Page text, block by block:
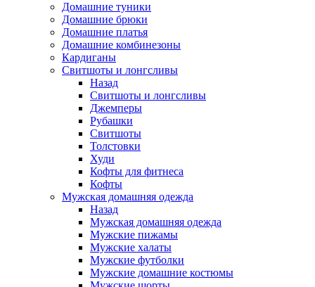
Домашние туники
Домашние брюки
Домашние платья
Домашние комбинезоны
Кардиганы
Свитшоты и лонгсливы
Назад
Свитшоты и лонгсливы
Джемперы
Рубашки
Свитшоты
Толстовки
Худи
Кофты для фитнеса
Кофты
Мужская домашняя одежда
Назад
Мужская домашняя одежда
Мужские пижамы
Мужские халаты
Мужские футболки
Мужские домашние костюмы